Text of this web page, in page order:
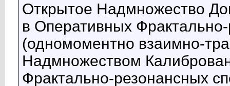
Открытое Надмножество
в Оперативных
(одномоментно взаимно-
Надмножеством
Фрактально-резонансных